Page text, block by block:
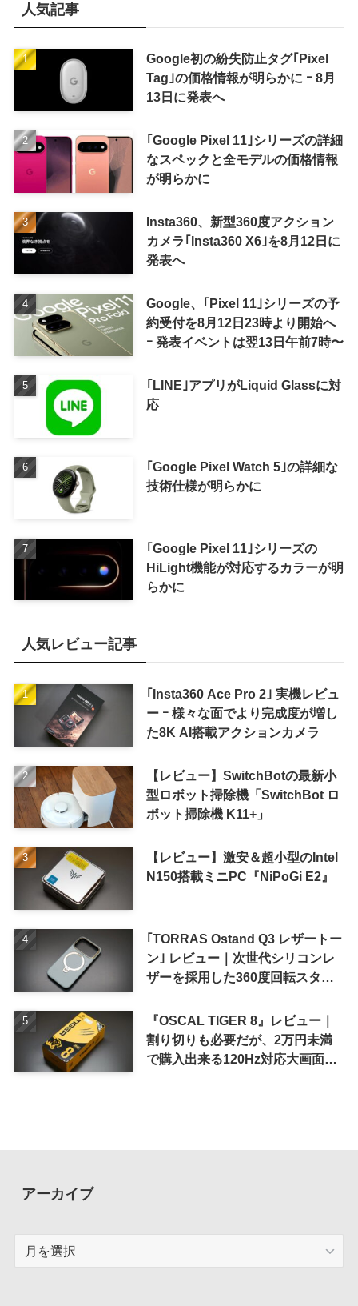
人気記事
Google初の紛失防止タグ｢Pixel
Tag｣の価格情報が明らかに ｰ 8月
13日に発表へ
｢Google Pixel 11｣シリーズの詳細
なスペックと全モデルの価格情報
が明らかに
Insta360、新型360度アクション
カメラ｢Insta360 X6｣を8月12日に
発表へ
Google、｢Pixel 11｣シリーズの予
約受付を8月12日23時より開始へ
ｰ 発表イベントは翌13日午前7時〜
｢LINE｣アプリがLiquid Glassに対
応
｢Google Pixel Watch 5｣の詳細な
技術仕様が明らかに
｢Google Pixel 11｣シリーズの
HiLight機能が対応するカラーが明
らかに
人気レビュー記事
｢Insta360 Ace Pro 2｣ 実機レビュ
ー ｰ 様々な面でより完成度が増し
た8K AI搭載アクションカメラ
【レビュー】SwitchBotの最新小
型ロボット掃除機「SwitchBot ロ
ボット掃除機 K11+」
【レビュー】激安＆超小型のIntel
N150搭載ミニPC『NiPoGi E2』
｢TORRAS Ostand Q3 レザートー
ン｣ レビュー｜次世代シリコンレ
ザーを採用した360度回転スタン
『OSCAL TIGER 8』レビュー｜
割り切りも必要だが、2万円未満
で購入出来る120Hz対応大画面ス
アーカイブ